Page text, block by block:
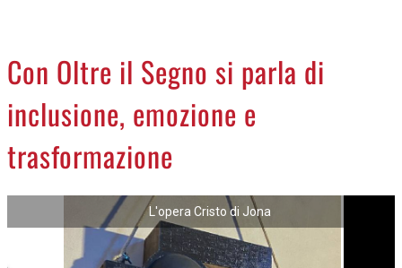
LA PIAZZA
ANIMALI
ACCEDI
Con Oltre il Segno si parla di
inclusione, emozione e
trasformazione
L'opera Cristo di Jona